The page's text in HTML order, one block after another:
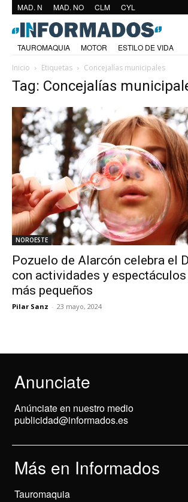
MAD. N MAD. NO CLM CYL
TAUROMAQUIA MOTOR
ESTILO DE VIDA
Inicio
Etiquetas Concejalías municipales
Tag: Concejalías
NOROESTE
Pozuelo de Alarcón celebra el
con actividades y
más pequeños
Pilar Sanz - 23 mayo, 2024
Anunciate
Anúnciate en nuestro medio
publicidad@informados.es
Más en Informados
Tauromaquia